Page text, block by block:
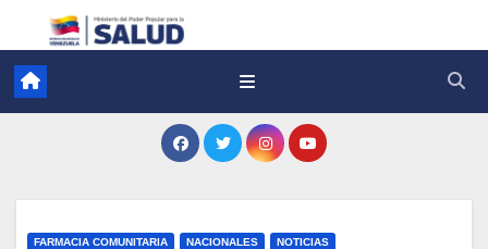
FARMACIA COMUNITARIA NACIONALES NOTICIAS